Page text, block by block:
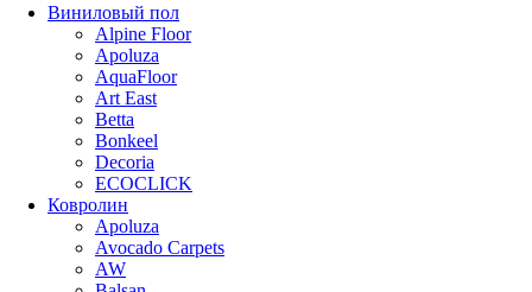
Виниловый пол
Alpine Floor
Apoluza
AquaFloor
Art East
Betta
Bonkeel
Decoria
ECOCLICK
Ковролин
Apoluza
Avocado Carpets
AW